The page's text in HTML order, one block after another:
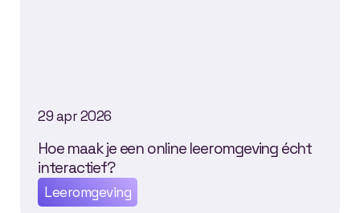
29 apr 2026
Hoe maak je een online leeromgeving écht
interactief?
Leeromgeving